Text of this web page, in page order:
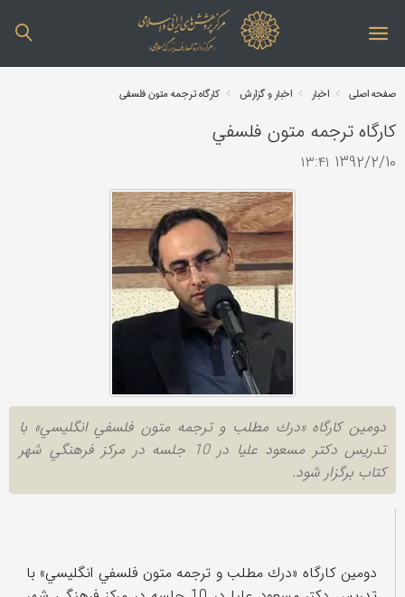
صفحه اصلی اخبار اخبار و گزارش كارگاه ترجمه متون فلسفي
كارگاه ترجمه متون فلسفي
1392/2/10 ۱۳:۴۱
دومين كارگاه «درك مطلب و ترجمه متون فلسفي انگليسي» با
تدريس دكتر مسعود عليا در 10 جلسه در مركز فرهنگي شهر
كتاب برگزار شود.
دومين كارگاه «درك مطلب و ترجمه متون فلسفي انگليسي» با